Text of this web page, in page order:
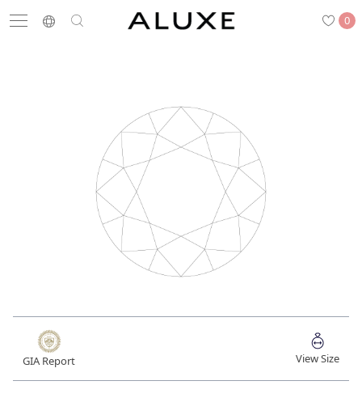
0
搜尋
結婚戒指
結婚戒指
珠寶鑽飾
GIA Report View Size